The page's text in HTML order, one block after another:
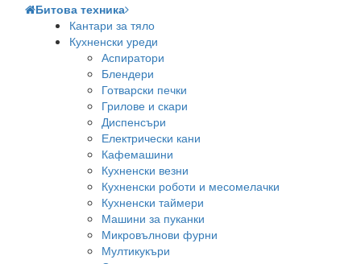
Битова техника
Кантари за тяло
Кухненски уреди
Аспиратори
Блендери
Готварски печки
Грилове и скари
Диспенсъри
Електрически кани
Кафемашини
Кухненски везни
Кухненски роботи и месомелачки
Кухненски таймери
Машини за пуканки
Микровълнови фурни
Мултикукъри